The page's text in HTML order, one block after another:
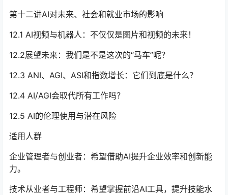
第十二讲AI对未来、社会和就业市场的影响
12.1 AI视频与机器人：不仅仅是图片和视频的未来！
12.2展望未来：我们是不是这次的“马车”呢？
12.3 ANI、AGI、ASI和指数增长：它们到底是什么？
12.4 AI/AGI会取代所有工作吗？
12.5 AI的伦理使用与潜在风险
适用人群
企业管理者与创业者：希望借助AI提升企业效率和创新能
力。
技术从业者与工程师：希望掌握前沿AI工具，提升技能水